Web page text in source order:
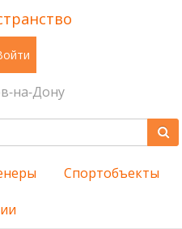
на-Дону
Спортобъекты